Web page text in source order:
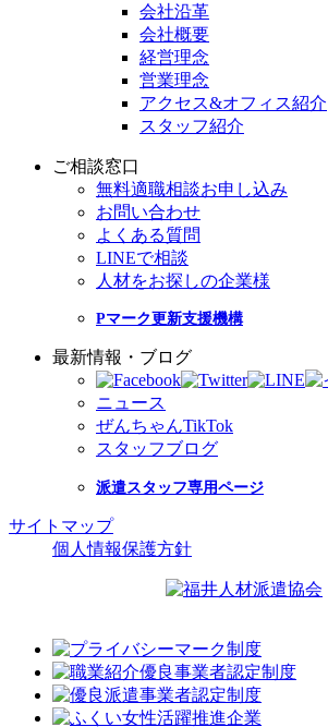
会社沿革
会社概要
経営理念
営業理念
アクセス&オフィス紹介
スタッフ紹介
ご相談窓口
無料適職相談お申し込み
お問い合わせ
よくある質問
LINEで相談
人材をお探しの企業様
Pマーク更新支援機構
最新情報・ブログ
ニュース
ぜんちゃんTikTok
スタッフブログ
派遣スタッフ専用ページ
サイトマップ
個人情報保護方針